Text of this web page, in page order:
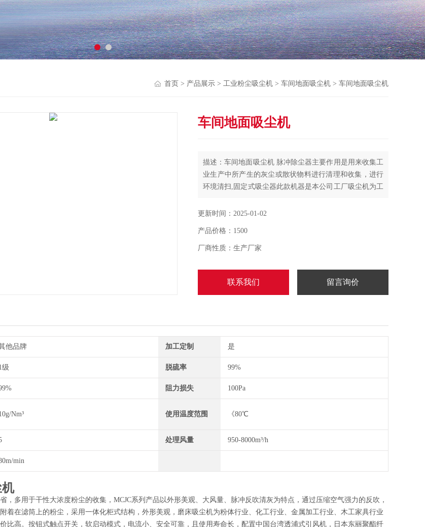
首页 > 产品展示 > 工业粉尘吸尘机 > 车间地面吸尘机 > 车间地面吸尘机
车间地面吸尘机
描述：车间地面吸尘机 脉冲除尘器主要作用是用来收集工
业生产中所产生的灰尘或散状物料进行清理和收集，进行
环境清扫,固定式吸尘器此款机器是本公司工厂吸尘机为工
打磨、清砂及各种机械加工过程中产生粉尘的过滤
更新时间：2025-01-02
产品价格：1500
厂商性质：生产厂家
联系我们 留言询价
他品牌 加工定制 是
级 脱硫率 99%
阻力损失 100Pa
Nm³ 使用温度范围 《80℃
处理风量 950-8000m³/h
min
，多用于干性大浓度粉尘的收集，MCJC系列产品以外形美观、大风量、脉冲反吹清灰为特点，通过压缩空气强力的反吹，
着在滤筒上的粉尘，采用一体化柜式结构，外形美观，磨床吸尘机为粉体行业、化工行业、金属加工行业、木工家具行业
比高。按钮式触点开关，软启动模式，电流小、安全可靠，且使用寿命长，配置中国台湾透浦式引风机，日本东丽聚酯纤